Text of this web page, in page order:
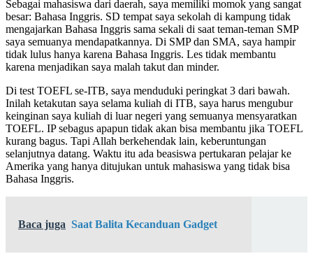
Sebagai mahasiswa dari daerah, saya memiliki momok yang sangat
besar: Bahasa Inggris. SD tempat saya sekolah di kampung tidak
mengajarkan Bahasa Inggris sama sekali di saat teman-teman SMP
saya semuanya mendapatkannya. Di SMP dan SMA, saya hampir
tidak lulus hanya karena Bahasa Inggris. Les tidak membantu
karena menjadikan saya malah takut dan minder.
Di test TOEFL se-ITB, saya menduduki peringkat 3 dari bawah.
Inilah ketakutan saya selama kuliah di ITB, saya harus mengubur
keinginan saya kuliah di luar negeri yang semuanya mensyaratkan
TOEFL. IP sebagus apapun tidak akan bisa membantu jika TOEFL
kurang bagus. Tapi Allah berkehendak lain, keberuntungan
selanjutnya datang. Waktu itu ada beasiswa pertukaran pelajar ke
Amerika yang hanya ditujukan untuk mahasiswa yang tidak bisa
Bahasa Inggris.
Baca juga Saat Balita Kecanduan Gadget